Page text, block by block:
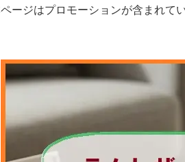
ページはプロモーションが含まれて